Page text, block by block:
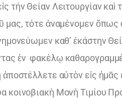
τήν Θείαν Λειτουργίαν
μας, τότε ἀναμένομεν
καθ’ ἑκάστην
ἐν φακέλῳ
ἀποστέλλετε αὐτὸν εἰς ἡμᾶς
κοινοβιακὴ Μονὴ Τιμίου